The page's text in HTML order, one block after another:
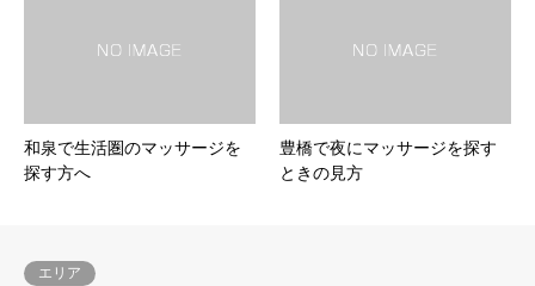
和泉で生活圏のマッサージを
探す方へ
豊橋で夜にマッサージを探す
ときの見方
エリア